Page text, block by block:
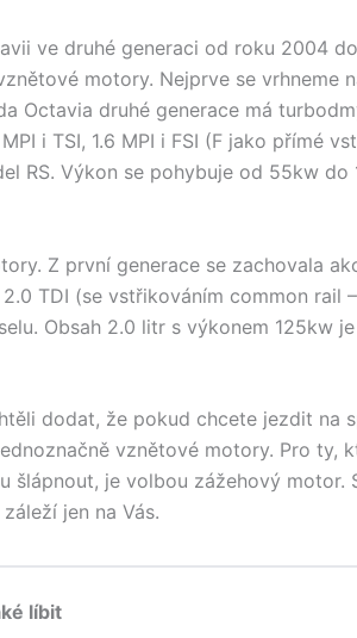
ve druhé generaci od roku 2004
motory. Nejprve se vrhneme
Octavia druhé generace má
i TSI, 1.6 MPI i FSI (F jako přímé
RS. Výkon se pohybuje od 55kw do
Z první generace se zachovala
TDI (se vstřikováním common rail
Obsah 2.0 litr s výkonem 125kw
dodat, že pokud chcete jezdit na
vznětové motory. Pro ty,
šlápnout, je volbou zážehový motor.
jen na Vás.
líbit